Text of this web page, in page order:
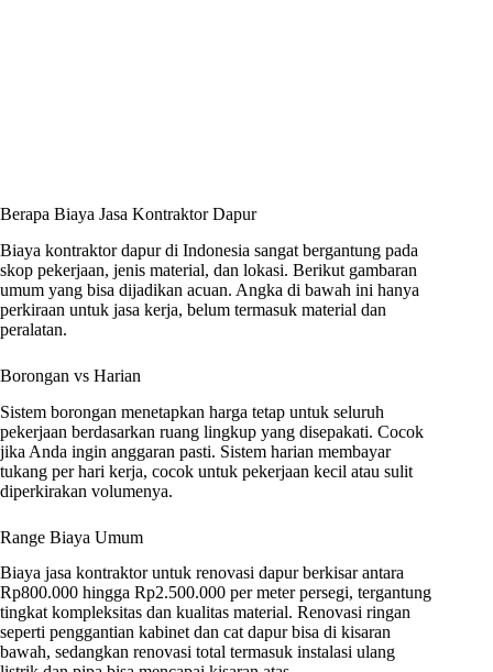
Berapa Biaya Jasa Kontraktor Dapur
Biaya kontraktor dapur di Indonesia sangat bergantung pada
skop pekerjaan, jenis material, dan lokasi. Berikut gambaran
umum yang bisa dijadikan acuan. Angka di bawah ini hanya
perkiraan untuk jasa kerja, belum termasuk material dan
peralatan.
Borongan vs Harian
Sistem borongan menetapkan harga tetap untuk seluruh
pekerjaan berdasarkan ruang lingkup yang disepakati. Cocok
jika Anda ingin anggaran pasti. Sistem harian membayar
tukang per hari kerja, cocok untuk pekerjaan kecil atau sulit
diperkirakan volumenya.
Range Biaya Umum
Biaya jasa kontraktor untuk renovasi dapur berkisar antara
Rp800.000 hingga Rp2.500.000 per meter persegi, tergantung
tingkat kompleksitas dan kualitas material. Renovasi ringan
seperti penggantian kabinet dan cat dapur bisa di kisaran
bawah, sedangkan renovasi total termasuk instalasi ulang